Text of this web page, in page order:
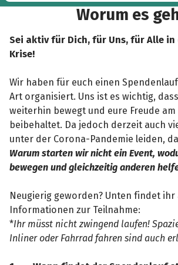
Worum es
Sei aktiv für Dich, für Uns, für Alle in
Krise!
Wir haben für euch einen
Art organisiert. Uns ist es wichtig,
weiterhin bewegt und eure Freude
beibehaltet. Da jedoch derzeit auch
unter der Corona-Pandemie leiden,
Warum starten wir nicht ein Event,
bewegen und gleichzeitig anderen
Neugierig geworden? Unten findet ihr
Informationen zur Teilnahme:
*Ihr müsst nicht zwingend laufen!
Inliner oder Fahrrad fahren sind auch